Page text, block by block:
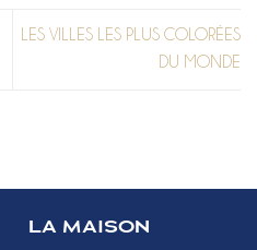
LES VILLES LES PLUS COLORÉES
DU MONDE
LA MAISON